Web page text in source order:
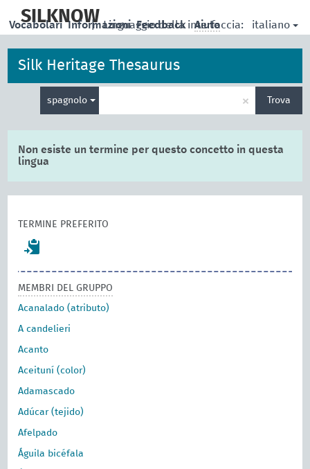
main
SILKNOW
| Linguaggio della interfaccia: italiano
Vocabolari Informazioni Feedback Aiuto
Silk Heritage Thesaurus
spagnolo
la
× Trova
Non esiste un termine per questo concetto in questa
lingua
TERMINE PREFERITO
MEMBRI DEL GRUPPO
Acanalado (atributo)
A candelieri
Acanto
Aceituní (color)
Adamascado
Adúcar (tejido)
Afelpado
Águila bicéfala